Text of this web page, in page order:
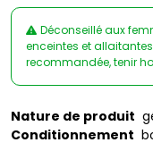
Déconseillé aux
enceintes et
recommandée, tenir
Nature de produit
Conditionnement